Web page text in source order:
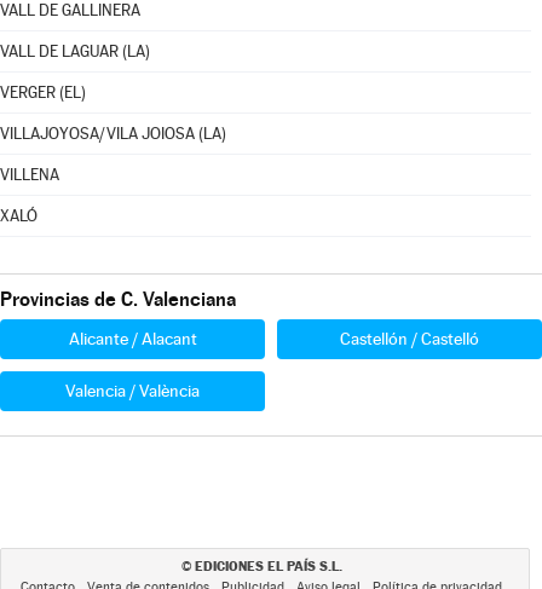
VALL DE GALLINERA
VALL DE LAGUAR (LA)
VERGER (EL)
VILLAJOYOSA/VILA JOIOSA (LA)
VILLENA
XALÓ
Provincias de C. Valenciana
Alicante / Alacant Castellón / Castelló
Valencia / València
© EDICIONES EL PAÍS S.L.